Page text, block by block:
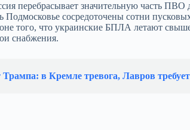
перебрасывает значительную часть
сосредоточены сотни
того, что украинские БПЛА летают
снабжения.
в Кремле тревога, Лавров